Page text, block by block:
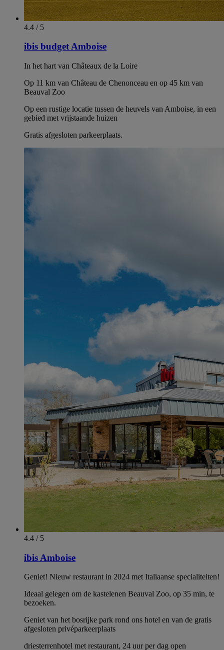
4.4 / 5
ibis budget Amboise
In het hart van Châteaux de la Loire
Op 11 km van Château de Chenonceau en op 45 km van
Beauval Zoo
Op een rustige locatie tussen de heuvels van Amboise, in een
gebied met vrijstaande huizen
Gratis afgesloten parkeerplaats.
4.4 / 5
ibis Amboise
Geniet! Nieuw restaurant in 2024 met Italiaanse specialiteiten!
Ideaal gelegen om de kastelenen Beauval Zoo, op 35 min, te
bezoeken.
Geniet van het bosrijke park rond ons hotel en van de gratis
afgesloten privéparkeerplaats
driesterrenhotel met restaurant, 24 uur per dag open